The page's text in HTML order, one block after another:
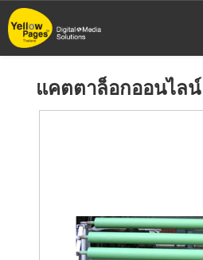
ข้าม
ไป
แคตตาล็อกออนไลน์